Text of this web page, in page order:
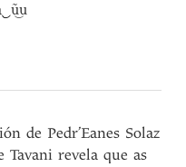
‿ũ͜u
de Pedr’Eanes Solaz
Tavani revela que as